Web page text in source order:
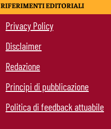
RIFERIMENTI EDITORIALI
Privacy Policy
Disclaimer
Redazione
Principi di pubblicazione
Politica di feedback attuabile